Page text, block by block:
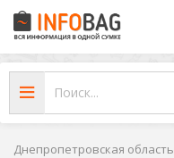
Днепропетровская область